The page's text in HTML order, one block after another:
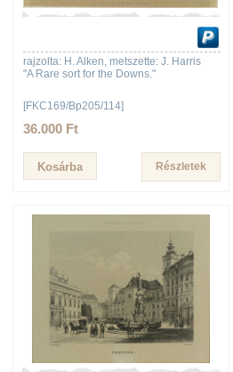
rajzolta: H. Alken, metszette: J. Harris
"A Rare sort for the Downs."
[FKC169/Bp205/114]
36.000 Ft
Részletek